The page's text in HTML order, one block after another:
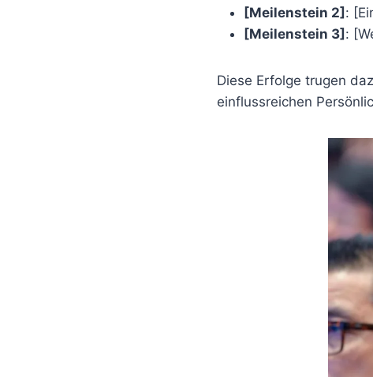
[Meilenstein 2]:
[Meilenstein 3]:
Diese Erfolge trugen
einflussreichen